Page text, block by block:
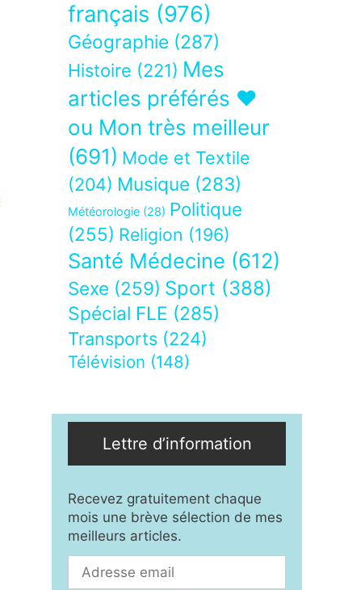
français (976)
Géographie (287)
Histoire (221) Mes
articles préférés ❤
ou Mon très meilleur
(691) Mode et Textile
(204) Musique (283)
Météorologie (28) Politique
(255) Religion (196)
Santé Médecine (612)
Sexe (259) Sport (388)
Spécial FLE (285)
Transports (224)
Télévision (148)
Lettre d’information
Recevez gratuitement chaque
mois une brève sélection de mes
meilleurs articles.